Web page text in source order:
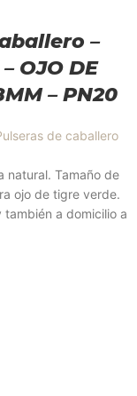
–
OJO DE
– PN20
de caballero
natural. Tamaño de
ojo de tigre verde.
también a domicilio a